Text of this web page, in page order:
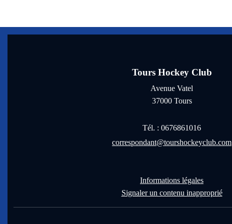
Tours Hockey Club
Avenue Vatel
37000 Tours
Tél. : 0676861016
correspondant@tourshockeyclub.com
Informations légales
Signaler un contenu inapproprié